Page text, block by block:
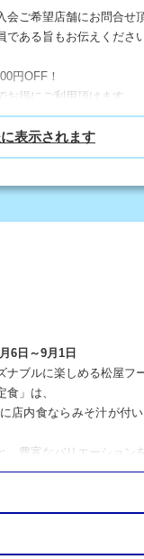
ご希望店舗にお問合せ
ある旨もお伝えください
円OFF！
得にご利用頂けます。
6日～9月1日
ブルに楽しめる松屋フ
」は、
店内食ならみそ汁が付
、豊富なバリエーション